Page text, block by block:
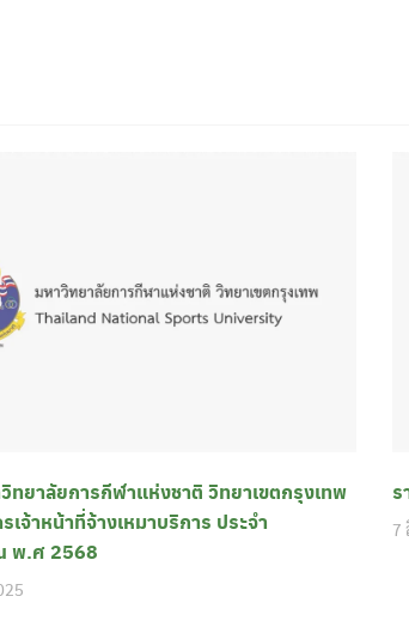
ทยาลัยการกีฬาแห่งชาติ วิทยาเขตกรุงเทพ
เจ้าหน้าที่จ้างเหมาบริการ ประจำ
พ.ศ 2568
ร
7